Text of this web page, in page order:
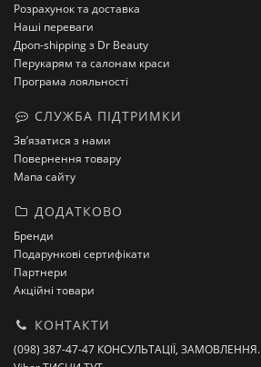
Розрахунок та доставка
Наші переваги
Дроп-shipping з Dr Beauty
Перукарям та салонам краси
Програма лояльності
СЛУЖБА ПІДТРИМКИ
Зв’язатися з нами
Повернення товару
Мапа сайту
ДОДАТКОВО
Бренди
Подарункові сертифікати
Партнери
Акційні товари
КОНТАКТИ
(098) 387-47-47 КОНСУЛЬТАЦІЇ, ЗАМОВЛЕННЯ.